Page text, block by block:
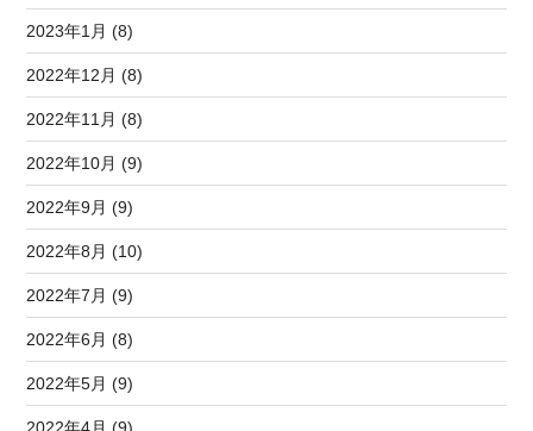
2023年1月 (8)
2022年12月 (8)
2022年11月 (8)
2022年10月 (9)
2022年9月 (9)
2022年8月 (10)
2022年7月 (9)
2022年6月 (8)
2022年5月 (9)